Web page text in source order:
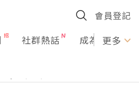
會員登記
社群熱話 成為U更多